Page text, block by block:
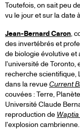
Toutefois, on sait peu
vu le jour et sur la date
Jean-Bernard Caron,
des invertébrés et
de biologie évolutive et
l'université de Toronto,
recherche scientifique,
dans la revueCurrent
couvées : Terre,
Université Claude
reproduction de
l'explosion cambrienne.